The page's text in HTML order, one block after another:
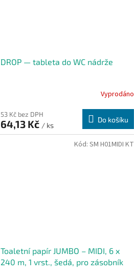
DROP — tableta do WC nádrže
Vyprodáno
53 Kč bez DPH
64,13 Kč / ks
Do košíku
Toaletní papír JUMBO – MIDI, 6 x
240 m, 1 vrst., šedá, pro zásobník
Kód: SM H01MIDI KT